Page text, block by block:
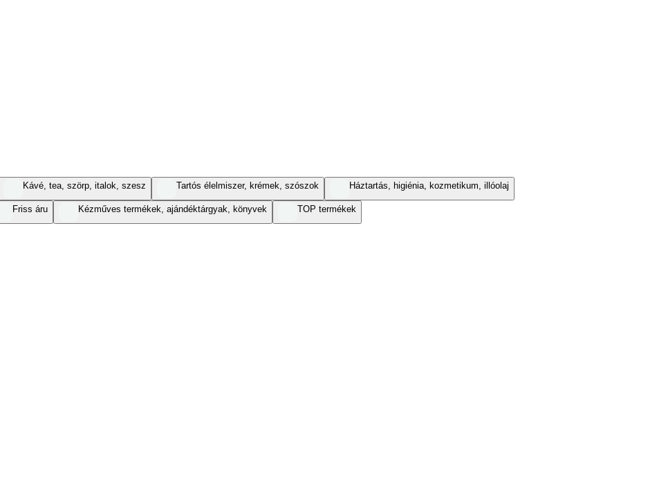
Kávé, tea, szörp, italok, szesz Tartós élelmiszer, krémek, szószok Háztartás, higiénia, kozmetikum, illóolaj
Friss áru Kézműves termékek, ajándéktárgyak, könyvek TOP termékek